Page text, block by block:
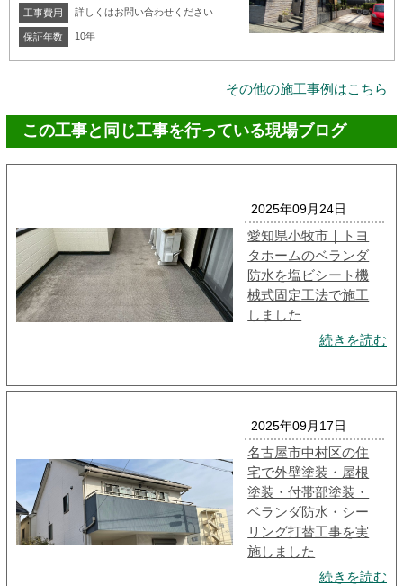
工事費用
詳しくはお問い合わせください
保証年数 10年
その他の施工事例はこちら
この工事と同じ工事を行っている現場ブログ
2025年09月24日
愛知県小牧市｜トヨ
タホームのベランダ
防水を塩ビシート機
械式固定工法で施工
しました
続きを読む
2025年09月17日
名古屋市中村区の住
宅で外壁塗装・屋根
塗装・付帯部塗装・
ベランダ防水・シー
リング打替工事を実
施しました
続きを読む